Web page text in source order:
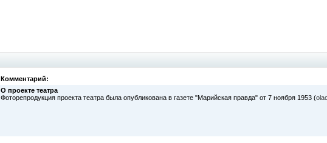
Комментарий:
О проекте театра
Фоторепродукция проекта театра была опубликована в газете "Марийская правда" от 7 ноября 1953 (